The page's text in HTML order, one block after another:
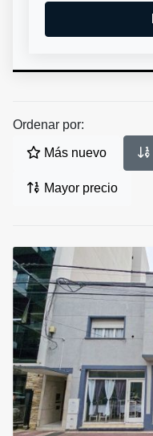
Ordenar por:
Más nuevo
Mayor precio